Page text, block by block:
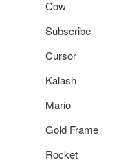
Cow
Subscribe
Cursor
Kalash
Mario
Gold Frame
Rocket